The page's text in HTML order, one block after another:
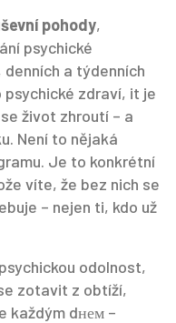
pohody,
psychické
a týdenních
psychické zdraví, it je
život zhroutí – a
Není to nějaká
Je to konkrétní
víte, že bez nich se
– nejen ti, kdo už
psychickou odolnost,
zotavit z obtíží,
každým dнем –